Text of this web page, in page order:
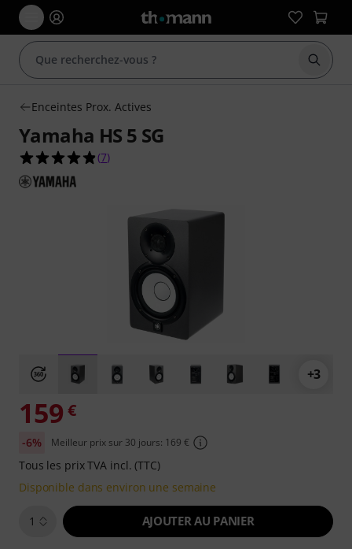
Enceintes Prox. Actives
Yamaha HS 5 SG
4.9 étoiles sur 5 d'après 7 évaluations clients
(7)
+3
159 €
-6% Meilleur prix sur 30 jours: 169 €
Tous les prix TVA incl. (TTC)
Disponible dans environ une semaine
1 AJOUTER AU PANIER